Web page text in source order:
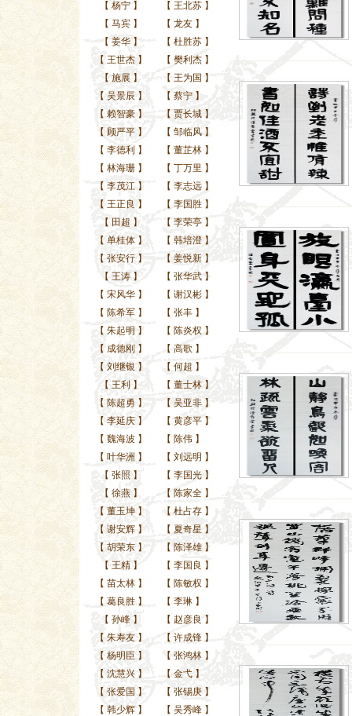
【 杨宁】 【 王北苏 】
【 马宾】 【 龙友 】
【 姜华】 【 杜胜苏 】
【 王世杰】 【 樊利杰 】
【 施展 】 【 王为国 】
【 吴景辰 】 【 蔡宁 】
【 赖智豪】 【 贾长城 】
【 顾严平】 【 邹临风 】
【 李德利 】 【 董芷林 】
【 林海珊】 【 丁万里 】
【 李茂江】 【 李志远 】
【 王正良 】 【 李国胜 】
【 田超 】 【 李荣亭 】
【 单桂体】 【 韩培澄 】
【 张安行】 【 姜悦新 】
【 王涛】 【 张华武 】
【 宋风华】 【 谢汉彬 】
【 陈希军】 【 张丰 】
【 朱起明 】 【 陈炎权 】
【 成德刚 】 【 高歌 】
【 刘继银 】 【 何超 】
【 王利 】 【 董士林 】
【 陈超勇 】 【 吴亚非 】
【 李延庆】 【 黄彦平 】
【 魏海波 】 【 陈伟 】
【 叶华洲 】 【 刘远明 】
【 张照 】 【 李国光 】
【 徐燕】 【 陈家全 】
【 董玉坤】 【 杜占存 】
【 谢安辉】 【 夏奇星 】
【 胡荣东】 【 陈泽雄 】
【 王精】 【 李国良 】
【 苗太林】 【 陈敏权 】
【 葛良胜】 【 李琳 】
【 孙峰】 【 赵彦良 】
【 朱寿友】 【 许成锋 】
【 杨明臣 】 【 张鸿林 】
【 沈慧兴】 【 金弋 】
【 张爱国 】 【 张锡庚 】
【 韩少辉】 【 吴秀峰 】